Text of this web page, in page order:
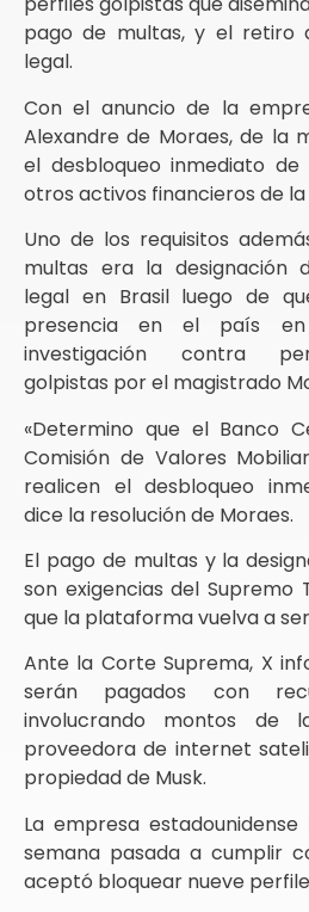
pago de multas, y el retiro
legal.
Con el anuncio de la
Alexandre de Moraes, de la
el desbloqueo inmediato
otros activos financieros de
Uno de los requisitos
multas era la designación
legal en Brasil luego de
presencia en el país
investigación contra
golpistas por el magistrado
«Determino que el Banco
Comisión de Valores
realicen el desbloqueo
dice la resolución de Moraes.
El pago de multas y la
son exigencias del Supremo
que la plataforma vuelva a
Ante la Corte Suprema, X
serán pagados con
involucrando montos de
proveedora de internet
propiedad de Musk.
La empresa
semana pasada a cumplir
aceptó bloquear nueve